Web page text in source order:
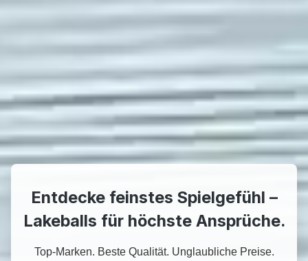
Entdecke feinstes Spielgefühl –
Lakeballs für höchste Ansprüche.
Top-Marken. Beste Qualität. Unglaubliche Preise.